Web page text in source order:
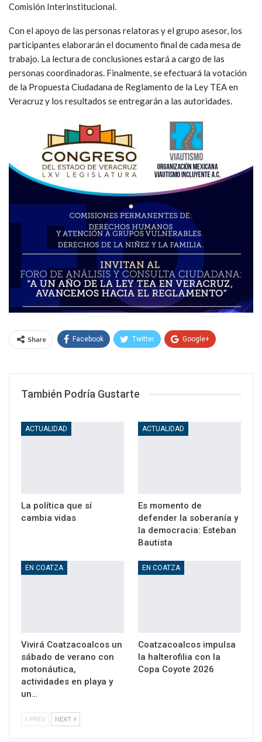
Comisión Interinstitucional.
Con el apoyo de las personas relatoras y el grupo asesor, los
participantes elaborarán el documento final de cada mesa de
trabajo. La lectura de conclusiones estará a cargo de las
personas coordinadoras. Finalmente, se efectuará la votación
de la Propuesta Ciudadana de Reglamento de la Ley TEA en
Veracruz y los resultados se entregarán a las autoridades.
Share Facebook Twitter Google+
También Podría Gustarte
ACTUALIDAD
La política que sí
cambia vidas
ACTUALIDAD
Es momento de
defender la soberanía y
la democracia: Esteban
Bautista
EN COATZA
Vivirá Coatzacoalcos un
sábado de verano con
motonáutica,
actividades en playa y
un…
EN COATZA
Coatzacoalcos impulsa
la halterofilia con la
Copa Coyote 2026
PREV NEXT